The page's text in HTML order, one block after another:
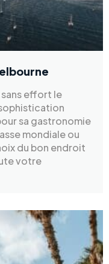
sans effort le
sa gastronomie
mondiale ou
du bon endroit
votre